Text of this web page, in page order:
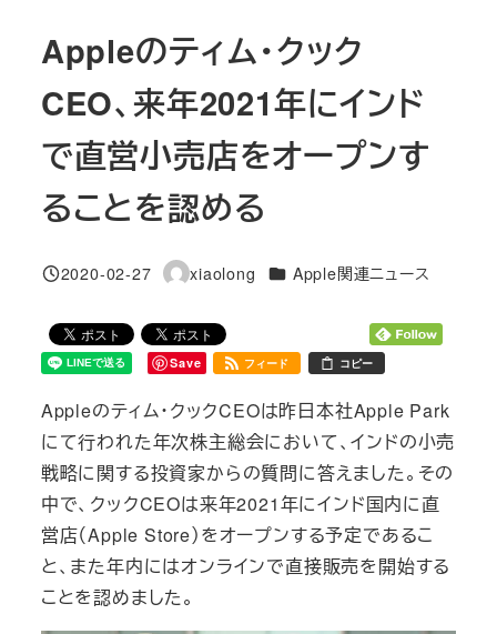
Appleのティム・クック
CEO、来年2021年にインド
で直営小売店をオープンす
ることを認める
投稿日
2020-02-27
著
xiaolong カテゴリー
Apple関連ニュース
Save フィード コピー
Appleのティム・クックCEOは昨日本社Apple Park
にて行われた年次株主総会において、インドの小売
戦略に関する投資家からの質問に答えました。その
中で、クックCEOは来年2021年にインド国内に直
営店（Apple Store）をオープンする予定であるこ
と、また年内にはオンラインで直接販売を開始する
ことを認めました。